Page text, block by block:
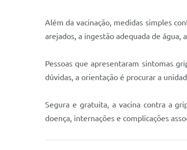
Além da vacinação, medidas simples
arejados, a ingestão adequada de
Pessoas que apresentaram sintomas
dúvidas, a orientação é procurar a
Segura e gratuita, a vacina contra a
doença, internações e complicações